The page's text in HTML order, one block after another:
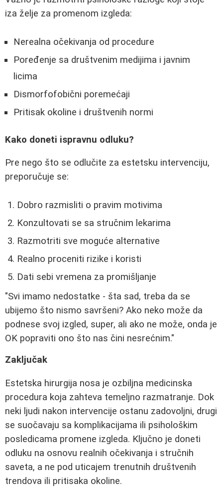
iza želje za promenom izgleda:
Nerealna očekivanja od procedure
Poređenje sa društvenim medijima i javnim
licima
Dismorfofobični poremećaji
Pritisak okoline i društvenih normi
Kako doneti ispravnu odluku?
Pre nego što se odlučite za estetsku intervenciju,
preporučuje se:
Dobro razmisliti o pravim motivima
Konzultovati se sa stručnim lekarima
Razmotriti sve moguće alternative
Realno proceniti rizike i koristi
Dati sebi vremena za promišljanje
"Svi imamo nedostatke - šta sad, treba da se
ubijemo što nismo savršeni? Ako neko može da
podnese svoj izgled, super, ali ako ne može, onda je
OK popraviti ono što nas čini nesrećnim."
Zaključak
Estetska hirurgija nosa je ozbiljna medicinska
procedura koja zahteva temeljno razmatranje. Dok
neki ljudi nakon intervencije ostanu zadovoljni, drugi
se suočavaju sa komplikacijama ili psihološkim
posledicama promene izgleda. Ključno je doneti
odluku na osnovu realnih očekivanja i stručnih
saveta, a ne pod uticajem trenutnih društvenih
trendova ili pritisaka okoline.